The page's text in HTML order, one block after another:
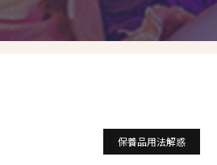
保養品用法解惑